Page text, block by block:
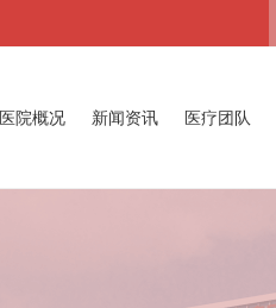
医院概况 新闻资讯 医疗团队